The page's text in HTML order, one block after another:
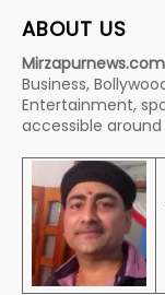
ABOUT US
Mirzapurnews.com
Business,
Entertainment,
accessible